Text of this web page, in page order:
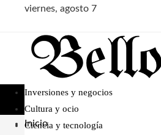
viernes, agosto 7
Inversiones y negocios
Cultura y ocio
Ciencia y tecnología
Inicio